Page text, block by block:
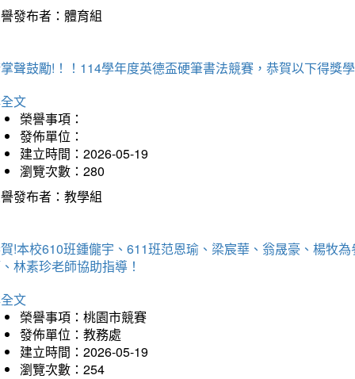
發布者：體育組
聲鼓勵!！！114學年度英德盃硬筆書法競賽，恭賀以下得獎
文
榮譽事項：
發佈單位：
建立時間：2026-05-19
瀏覽次數：280
發布者：教學組
!本校610班鍾儱宇、611班范恩瑜、梁宸華、翁晟豪、楊牧
林素珍老師協助指導！
文
榮譽事項：桃園市競賽
發佈單位：教務處
建立時間：2026-05-19
瀏覽次數：254